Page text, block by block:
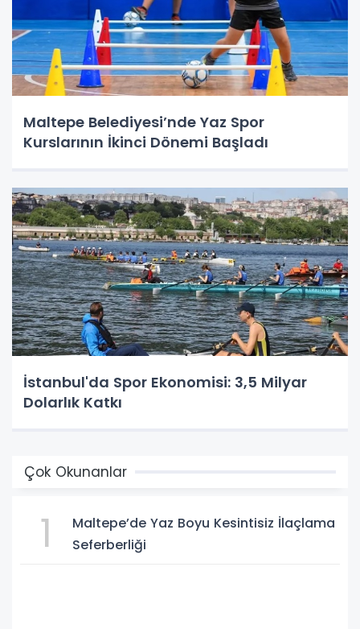
Maltepe Belediyesi’nde Yaz Spor
Kurslarının İkinci Dönemi Başladı
İstanbul'da Spor Ekonomisi: 3,5 Milyar
Dolarlık Katkı
Çok Okunanlar
1
Maltepe’de Yaz Boyu Kesintisiz İlaçlama
Seferberliği